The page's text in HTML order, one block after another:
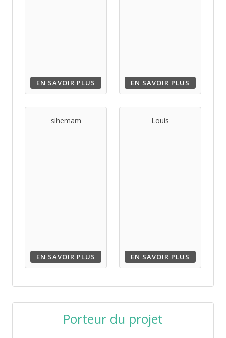
EN SAVOIR PLUS EN SAVOIR PLUS
sihemam
EN SAVOIR PLUS
Louis
EN SAVOIR PLUS
Porteur du projet